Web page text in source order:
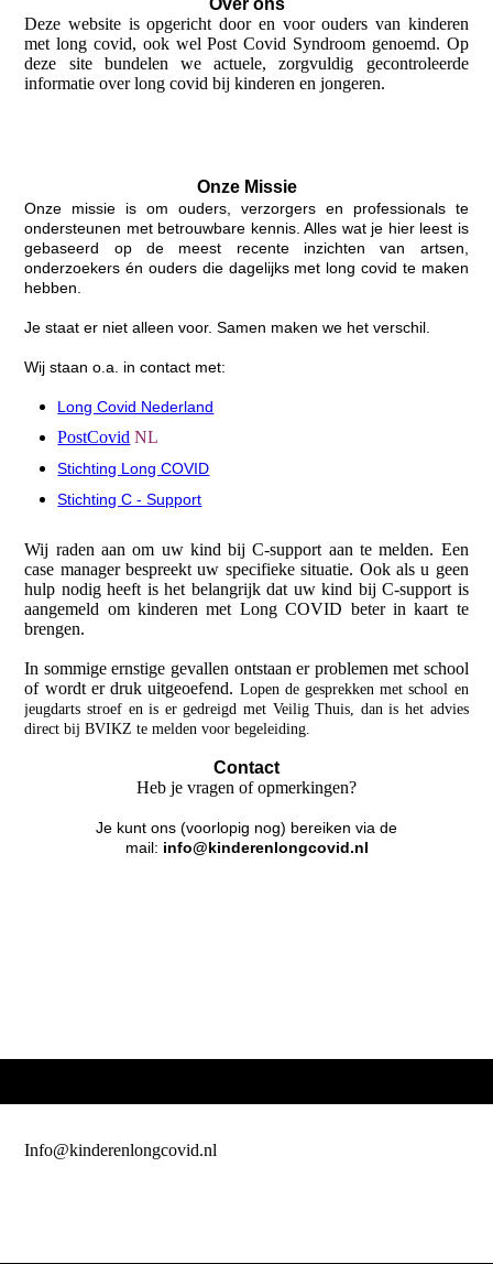
Over ons
Deze website is opgericht door en voor ouders van kinderen
met long covid, ook wel Post Covid Syndroom genoemd. Op
deze site bundelen we actuele, zorgvuldig gecontroleerde
informatie over long covid bij kinderen en jongeren.
Onze Missie
Onze missie is om ouders, verzorgers en professionals te
ondersteunen met betrouwbare kennis. Alles wat je hier leest is
gebaseerd op de meest recente inzichten van artsen,
onderzoekers én ouders die dagelijks met long covid te maken
hebben.
Je staat er niet alleen voor. Samen maken we het verschil.
Wij staan o.a. in contact met:
Long Covid Nederland
PostCovid NL
Stichting Long COVID
Stichting C - Support
Wij raden aan om uw kind bij C-support aan te melden. Een
case manager bespreekt uw specifieke situatie. Ook als u geen
hulp nodig heeft is het belangrijk dat uw kind bij C-support is
aangemeld om kinderen met Long COVID beter in kaart te
brengen.
In sommige ernstige gevallen ontstaan er problemen met school
of wordt er druk uitgeoefend. Lopen de gesprekken met school en
jeugdarts stroef en is er gedreigd met Veilig Thuis, dan is het advies
direct bij BVIKZ te melden voor begeleiding.
Contact
Heb je vragen of opmerkingen?
Je kunt ons (voorlopig nog) bereiken via de
mail: info@kinderenlongcovid.nl
Info@kinderenlongcovid.nl